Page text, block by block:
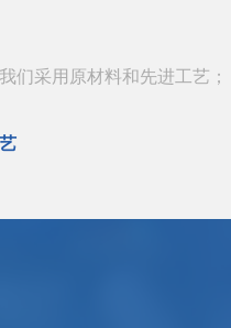
们采用原材料和先进工艺；